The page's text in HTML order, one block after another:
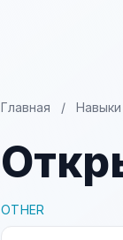
Главная / Навыки
OTHER